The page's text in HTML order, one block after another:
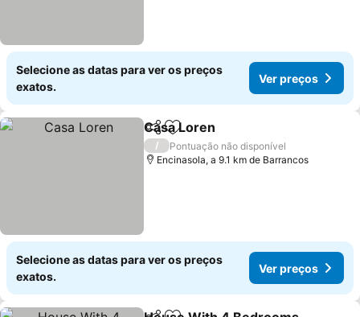
Selecione as datas para ver os preços
exatos.
Ver preços
PartilharAdicionar aos favoritos
Casa Loren
/
Pontuação não disponível
Encinasola, a 9.1 km de Barrancos
Selecione as datas para ver os preços
exatos.
Ver preços